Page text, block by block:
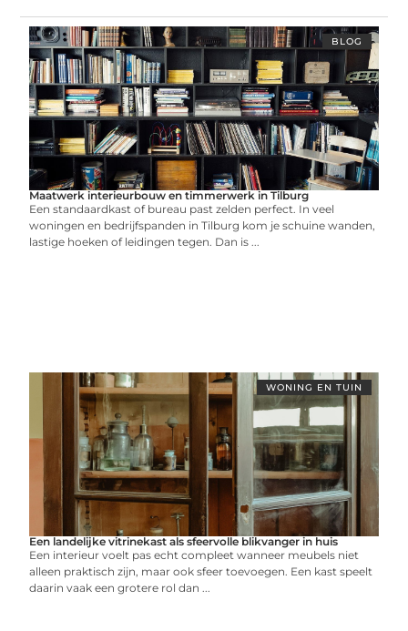
BLOG
Maatwerk interieurbouw en timmerwerk in Tilburg
Een standaardkast of bureau past zelden perfect. In veel
woningen en bedrijfspanden in Tilburg kom je schuine wanden,
lastige hoeken of leidingen tegen. Dan is ...
WONING EN TUIN
Een landelijke vitrinekast als sfeervolle blikvanger in huis
Een interieur voelt pas echt compleet wanneer meubels niet
alleen praktisch zijn, maar ook sfeer toevoegen. Een kast speelt
daarin vaak een grotere rol dan ...